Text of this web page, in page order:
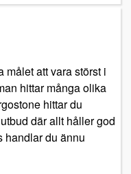
målet att vara störst i
hittar många olika
hittar du
där allt håller god
handlar du ännu